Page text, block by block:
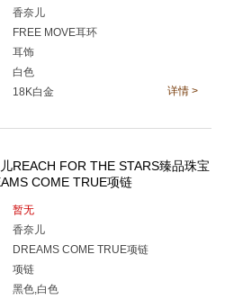
the Stars臻品珠宝系列
金时刻的画面，正是香奈儿
了香奈儿高级珠宝创意工作室
的创作灵感。正如他所
香奈儿
FREE MOVE耳环
耳饰
白色
18K白金 详情 >
REACH FOR THE STARS臻品珠宝
COME TRUE项链
暂无
香奈儿
DREAMS COME TRUE项链
项链
黑色,白色